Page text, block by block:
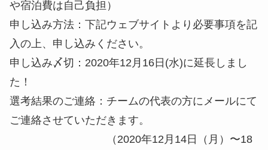
や宿泊費は自己負担）
申し込み方法：下記ウェブサイトより必要事項を記
入の上、申し込みください。
申し込み〆切：2020年12月16日(水)に延長しまし
た！
選考結果のご連絡：チームの代表の方にメールにて
ご連絡させていただきます。
（2020年12月14日（月）〜18